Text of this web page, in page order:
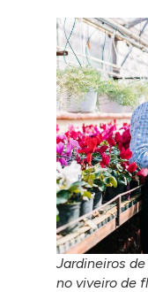
Jardineiros
no viveiro de